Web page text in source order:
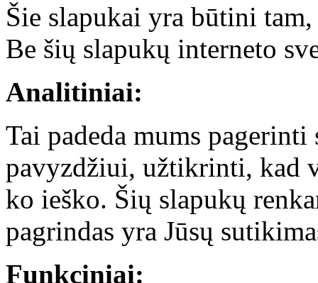
Šie slapukai yra būtini
Be šių slapukų interneto
Analitiniai:
Tai padeda mums
pavyzdžiui, užtikrinti, kad
ko ieško. Šių slapukų
pagrindas yra Jūsų
Funkciniai: